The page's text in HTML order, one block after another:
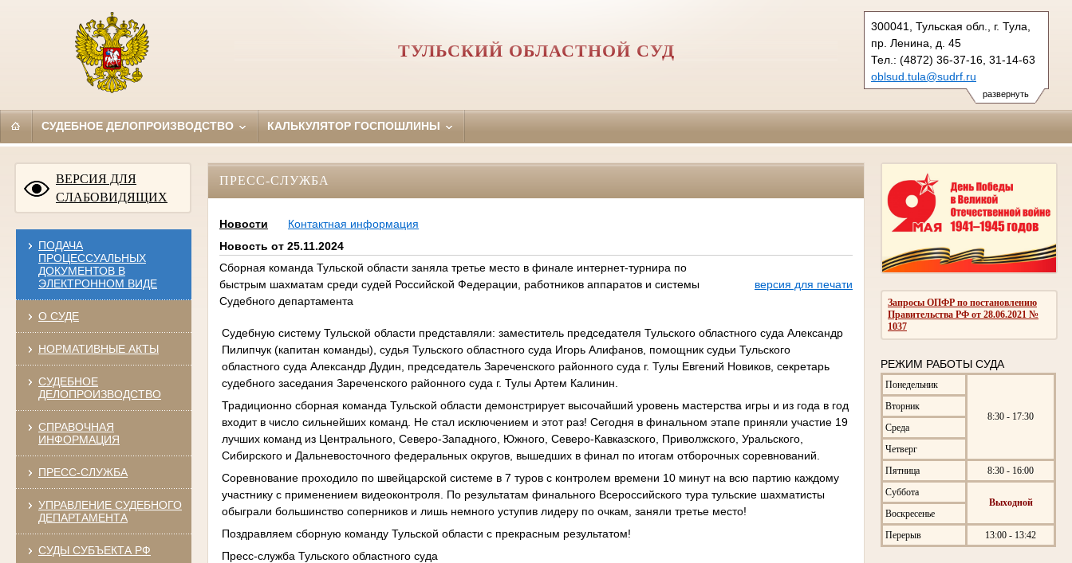
развернуть
300041, Тульская обл., г. Тула,
пр. Ленина, д. 45
Тел.: (4872) 36-37-16, 31-14-63
oblsud.tula@sudrf.ru
ТУЛЬСКИЙ ОБЛАСТНОЙ СУД
СУДЕБНОЕ ДЕЛОПРОИЗВОДСТВО КАЛЬКУЛЯТОР ГОСПОШЛИНЫ
ВЕРСИЯ ДЛЯ
СЛАБОВИДЯЩИХ
ПОДАЧА
ПРОЦЕССУАЛЬНЫХ
ДОКУМЕНТОВ В
ЭЛЕКТРОННОМ ВИДЕ
О СУДЕ
НОРМАТИВНЫЕ АКТЫ
СУДЕБНОЕ
ДЕЛОПРОИЗВОДСТВО
СПРАВОЧНАЯ
ИНФОРМАЦИЯ
ПРЕСС-СЛУЖБА
УПРАВЛЕНИЕ СУДЕБНОГО
ДЕПАРТАМЕНТА
СУДЫ СУБЪЕКТА РФ
Запросы ОПФР по постановлению
Правительства РФ от 28.06.2021 №
1037
РЕЖИМ РАБОТЫ СУДА
Понедельник
8:30 - 17:30
Вторник
Среда
Четверг
Пятница
8:30 - 16:00
Суббота
Выходной
Воскресенье
Перерыв
13:00 - 13:42
ПРЕСС-СЛУЖБА
Новости
Контактная информация
Новость от 25.11.2024
Сборная команда Тульской области заняла третье место в финале интернет-турнира по
быстрым шахматам среди судей Российской Федерации, работников аппаратов и системы
Судебного департамента
версия для печати
Судебную систему Тульской области представляли: заместитель председателя Тульского областного суда Александр
Пилипчук (капитан команды), судья Тульского областного суда Игорь Алифанов, помощник судьи Тульского
областного суда Александр Дудин, председатель Зареченского районного суда г. Тулы Евгений Новиков, секретарь
судебного заседания Зареченского районного суда г. Тулы Артем Калинин.
Традиционно сборная команда Тульской области демонстрирует высочайший уровень мастерства игры и из года в год
входит в число сильнейших команд. Не стал исключением и этот раз! Сегодня в финальном этапе приняли участие 19
лучших команд из Центрального, Северо-Западного, Южного, Северо-Кавказского, Приволжского, Уральского,
Сибирского и Дальневосточного федеральных округов, вышедших в финал по итогам отборочных соревнований.
Соревнование проходило по швейцарской системе в 7 туров с контролем времени 10 минут на всю партию каждому
участнику с применением видеоконтроля. По результатам финального Всероссийского тура тульские шахматисты
обыграли большинство соперников и лишь немного уступив лидеру по очкам, заняли третье место!
Поздравляем сборную команду Тульской области с прекрасным результатом!
Пресс-служба Тульского областного суда